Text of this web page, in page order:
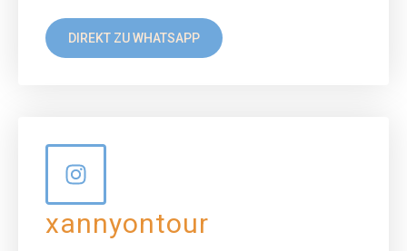
DIREKT ZU WHATSAPP
xannyontour